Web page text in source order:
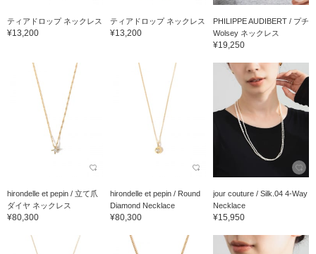
ティアドロップ ネックレス
¥13,200
ティアドロップ ネックレス
¥13,200
PHILIPPE AUDIBERT / プチ
Wolsey ネックレス
¥19,250
hirondelle et pepin / 立て爪
ダイヤ ネックレス
¥80,300
hirondelle et pepin / Round
Diamond Necklace
¥80,300
jour couture / Silk.04 4-Way
Necklace
¥15,950